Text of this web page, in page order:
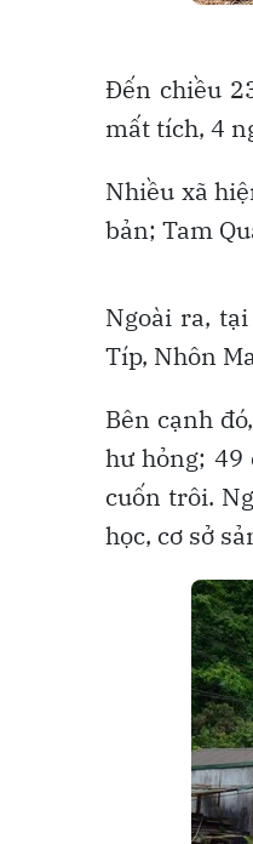
Đến chiều
mất tích, 4
Nhiều xã
bản; Tam
Ngoài ra,
Típ, Nhôn
Bên cạnh
hư hỏng; 49
cuốn trôi.
học, cơ sở